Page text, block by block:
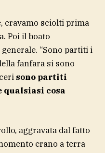
eravamo sciolti prima
Poi il boato
“Sono partiti i
fanfara si sono
sono partiti
qualsiasi cosa
aggravata dal fatto
erano a terra